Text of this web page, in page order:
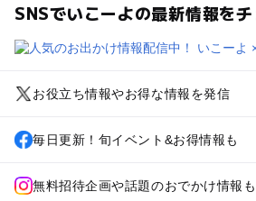
SNSでいこーよの最新情報をチ
お役立ち情報やお得な情報を発信
毎日更新！旬イベント&お得情報も
無料招待企画や話題のおでかけ情報も